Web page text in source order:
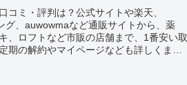
コミ・評判は？公式サイトや楽天、
グ、auwowmaなど通販サイトから、薬
、ロフトなど市販の店舗まで、1番安い取
期の解約やマイページなども詳しくまと